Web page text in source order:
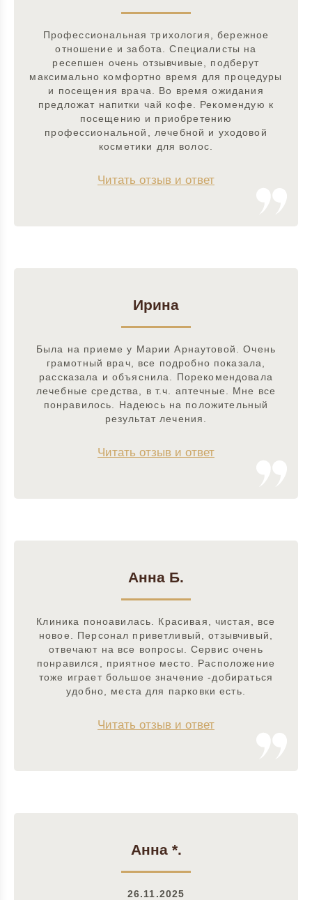
Профессиональная трихология, бережное
отношение и забота. Специалисты на
ресепшен очень отзывчивые, подберут
максимально комфортно время для процедуры
и посещения врача. Во время ожидания
предложат напитки чай кофе. Рекомендую к
посещению и приобретению
профессиональной, лечебной и уходовой
косметики для волос.
Читать отзыв и ответ
Ирина
Была на приеме у Марии Арнаутовой. Очень
грамотный врач, все подробно показала,
рассказала и объяснила. Порекомендовала
лечебные средства, в т.ч. аптечные. Мне все
понравилось. Надеюсь на положительный
результат лечения.
Читать отзыв и ответ
Анна Б.
Клиника поноавилась. Красивая, чистая, все
новое. Персонал приветливый, отзывчивый,
отвечают на все вопросы. Сервис очень
понравился, приятное место. Расположение
тоже играет большое значение -добираться
удобно, места для парковки есть.
Читать отзыв и ответ
Анна *.
26.11.2025